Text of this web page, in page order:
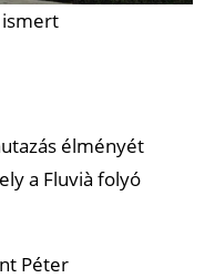
ismert
élményét
a Fluvià folyó
Péter